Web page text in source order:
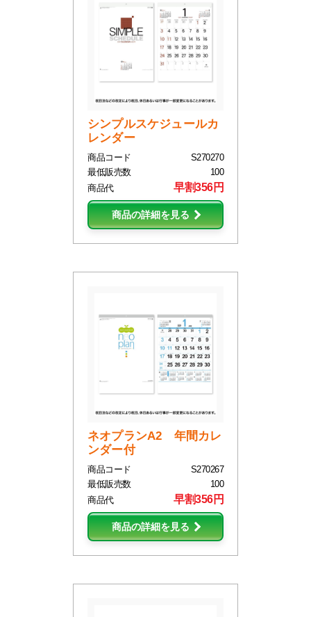
シンプルスケジュールカ
レンダー
商品コード
S270270
最低販売数
100
商品代
早割356円
商品の詳細を見る
ネオプランA2 年間カレ
ンダー付
商品コード
S270267
最低販売数
100
商品代
早割356円
商品の詳細を見る